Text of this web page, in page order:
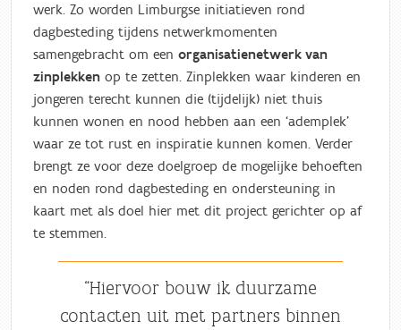
werk. Zo worden Limburgse initiatieven rond
dagbesteding tijdens netwerkmomenten
samengebracht om een organisatienetwerk van
zinplekken op te zetten. Zinplekken waar kinderen en
jongeren terecht kunnen die (tijdelijk) niet thuis
kunnen wonen en nood hebben aan een ‘ademplek’
waar ze tot rust en inspiratie kunnen komen. Verder
brengt ze voor deze doelgroep de mogelijke behoeften
en noden rond dagbesteding en ondersteuning in
kaart met als doel hier met dit project gerichter op af
te stemmen.
“Hiervoor bouw ik duurzame
contacten uit met partners binnen